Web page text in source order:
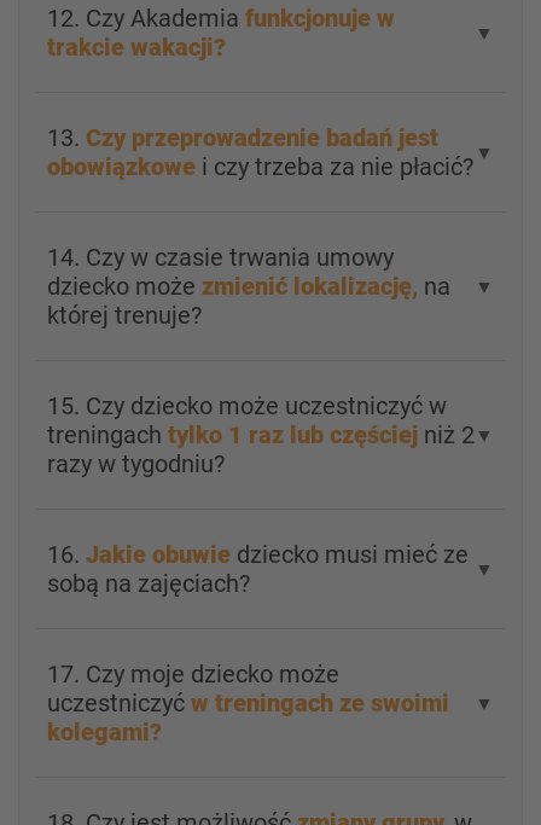
12. Czy Akademia funkcjonuje w
trakcie wakacji?
▼
13. Czy przeprowadzenie badań jest
obowiązkowe i czy trzeba za nie płacić? ▼
14. Czy w czasie trwania umowy
dziecko może zmienić lokalizację, na
której trenuje?
▼
15. Czy dziecko może uczestniczyć w
treningach tylko 1 raz lub częściej niż 2
razy w tygodniu?
▼
16. Jakie obuwie dziecko musi mieć ze
sobą na zajęciach?
▼
17. Czy moje dziecko może
uczestniczyć w treningach ze swoimi
kolegami?
▼